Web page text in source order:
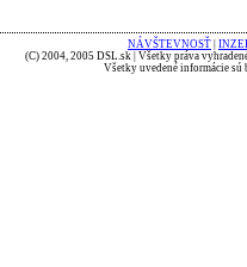
NÁVŠTEVNOSŤ
(C) 2004, 2005 DSL.sk | Všetky práva
Všetky uvedené informácie sú